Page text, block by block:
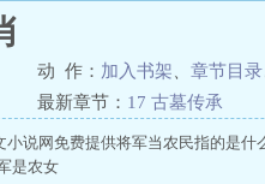
动 作： 加入书架 章节目录
最新章节： 17 古墓传承
说网免费提供将军当农民指的是什
是农女